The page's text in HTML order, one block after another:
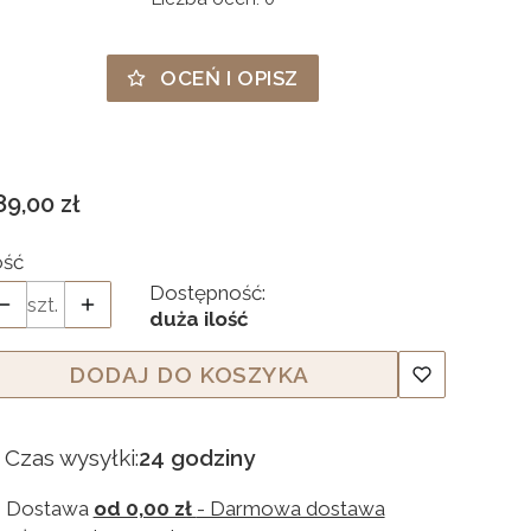
OCEŃ I OPISZ
zł
szt.
Dostępność:
duża ilość
DODAJ DO KOSZYKA
Czas wysyłki:24 godziny
Dostawa od 0,00 zł - Darmowa dostawa